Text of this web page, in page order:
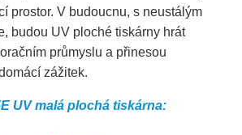
prostor. V budoucnu, s neustálým
budou UV ploché tiskárny hrát
průmyslu a přinesou
zážitek.
UV malá plochá tiskárna: